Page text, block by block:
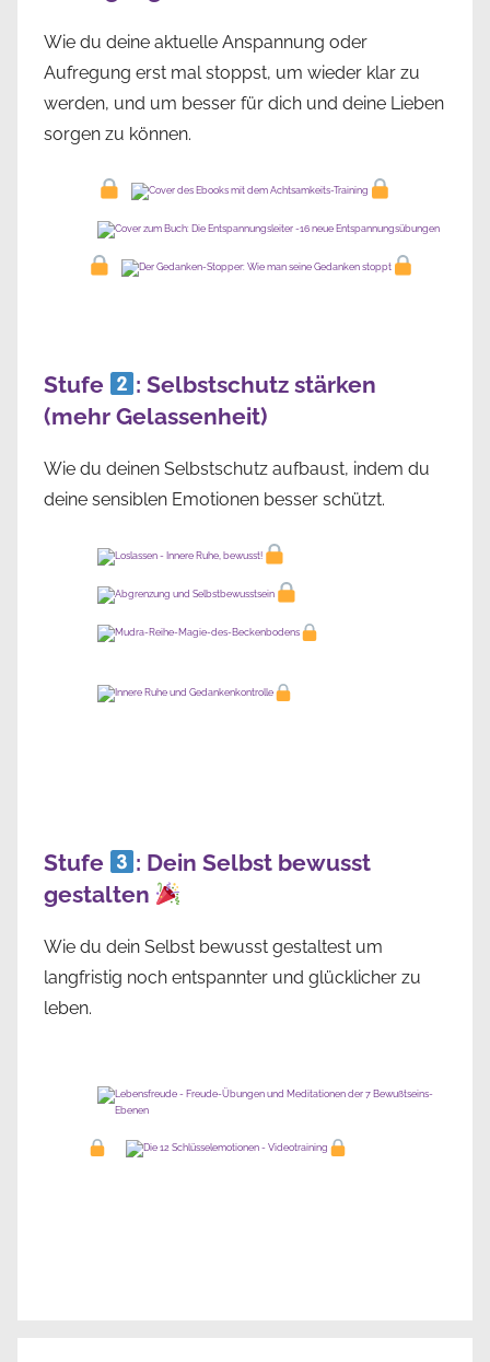
Wie du deine aktuelle Anspannung oder
Aufregung erst mal stoppst, um wieder klar zu
werden, und um besser für dich und deine Lieben
sorgen zu können.
Stufe
: Selbstschutz stärken
(mehr Gelassenheit)
Wie du deinen Selbstschutz aufbaust, indem du
deine sensiblen Emotionen besser schützt.
Stufe
: Dein Selbst bewusst
gestalten
Wie du dein Selbst bewusst gestaltest um
langfristig noch entspannter und glücklicher zu
leben.